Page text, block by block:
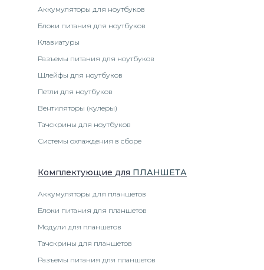
Аккумуляторы для ноутбуков
Блоки питания для ноутбуков
Клавиатуры
Разъемы питания для ноутбуков
Шлейфы для ноутбуков
Петли для ноутбуков
Вентиляторы (кулеры)
Тачскрины для ноутбуков
Системы охлаждения в сборе
Комплектующие для ПЛАНШЕТА
Аккумуляторы для планшетов
Блоки питания для планшетов
Модули для планшетов
Тачскрины для планшетов
Разъемы питания для планшетов